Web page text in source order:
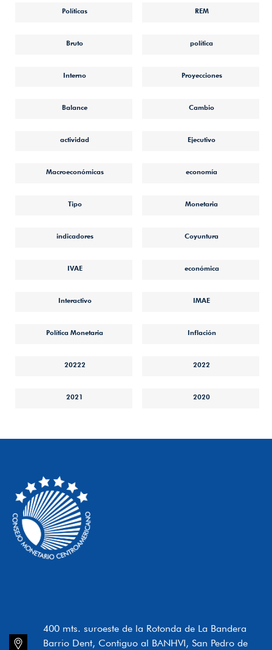
Políticas REM
Bruto política
Interno Proyecciones
Balance Cambio
actividad Ejecutivo
Macroeconómicas economía
Tipo Monetaria
indicadores Coyuntura
IVAE económica
Interactivo IMAE
Política Monetaria Inflación
20222 2022
2021 2020
400 mts. suroeste de la Rotonda de La Bandera
Barrio Dent, Contiguo al BANHVI, San Pedro de